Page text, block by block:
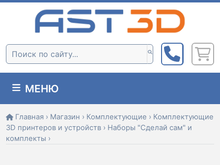
Skip
Поиск:
МЕНЮ
Главная › Магазин › Комплектующие › Комплектующие
3D принтеров и устройств › Наборы "Сделай сам" и
комплекты ›